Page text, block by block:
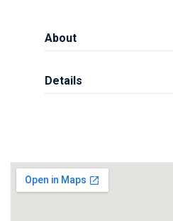
About
Details